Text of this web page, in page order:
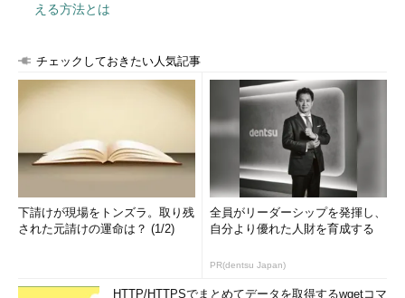
られています。
図3 GDPR（第34条2項a） 暗号化による本人への通知の
図3の内容を言いかえれば、個人情報を暗号化して業務を運用
していれば、万一情報漏えいが発生した場合に、本人への通知義
務が免除されるのです。
被害が生じません（図4）。加えて個人情報流出を公にすること
で巻き起こるかもしれない社会的批判、ブランド価値の低下、こ
える方法とは
チェックしておきたい人気記事
下請けが現場をトンズラ。取り残
された元請けの運命は？ (1/2)
全員がリーダーシップを発揮し、
自分より優れた人財を育成する
PR(dentsu Japan)
HTTP/HTTPSでまとめてデータを取得するwgetコマ